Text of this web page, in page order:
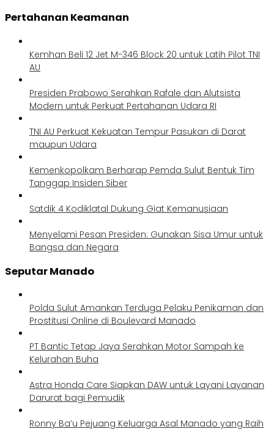
Pertahanan Keamanan
Kemhan Beli 12 Jet M-346 Block 20 untuk Latih Pilot TNI
AU
Presiden Prabowo Serahkan Rafale dan Alutsista
Modern untuk Perkuat Pertahanan Udara RI
TNI AU Perkuat Kekuatan Tempur Pasukan di Darat
maupun Udara
Kemenkopolkam Berharap Pemda Sulut Bentuk Tim
Tanggap Insiden Siber
Satdik 4 Kodiklatal Dukung Giat Kemanusiaan
Menyelami Pesan Presiden: Gunakan Sisa Umur untuk
Bangsa dan Negara
Seputar Manado
Polda Sulut Amankan Terduga Pelaku Penikaman dan
Prostitusi Online di Boulevard Manado
PT Bantic Tetap Jaya Serahkan Motor Sampah ke
Kelurahan Buha
Astra Honda Care Siapkan DAW untuk Layani Layanan
Darurat bagi Pemudik
Ronny Ba’u Pejuang Keluarga Asal Manado yang Raih